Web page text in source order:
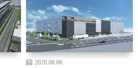
2026.08.06